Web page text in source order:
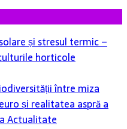
și stresul termic –
horticole
între miza
și realitatea aspră a
Actualitate